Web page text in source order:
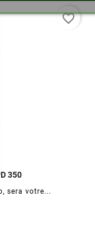
350
sera votre...
favorite_border